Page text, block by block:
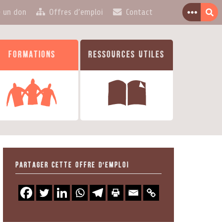
Formations Ressources utiles
un don Offres d’emploi Contact
Partager cette offre d'emploi